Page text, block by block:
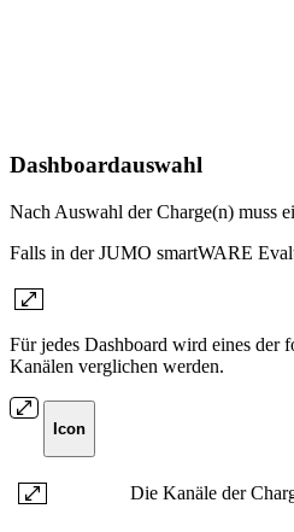
Dashboardauswahl
Nach Auswahl der Charge(n) muss
Falls in der JUMO smartWARE
Für jedes Dashboard wird eines der
Kanälen verglichen werden.
Icon
Die Kanäle der